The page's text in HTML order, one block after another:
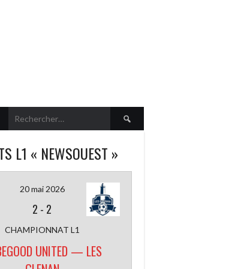
Rechercher :
L1 « NEWSOUEST »
20 mai 2026
2 - 2
CHAMPIONNAT L1
UNITED — LES